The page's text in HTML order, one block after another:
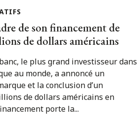
de son financement de
de dollars américains
le plus grand investisseur dans
au monde, a annoncé un
et la conclusion d’un
de dollars américains en
porte la...